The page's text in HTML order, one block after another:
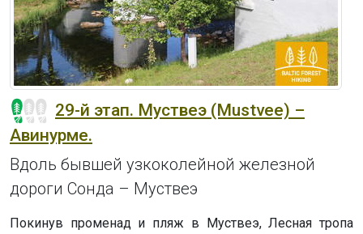
29-й этап. Муствеэ (Mustvee) –
Авинурме.
Вдоль бывшей узкоколейной железной
дороги Сонда – Муствеэ
Покинув променад и пляж в Муствеэ, Лесная тропа